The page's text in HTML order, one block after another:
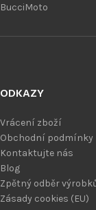
BucciMoto
ODKAZY
Vrácení zboží
Obchodní podmínky
Kontaktujte nás
Blog
Zpětný odběr
Zásady cookies (EU)